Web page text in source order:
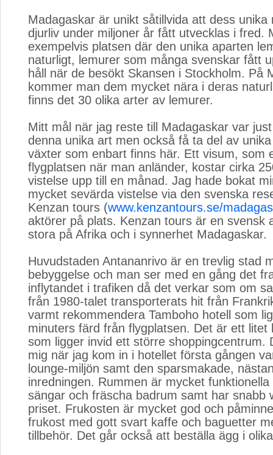
Madagaskar är unikt såtillvida att dess unika
djurliv under miljoner år fått utvecklas i fred.
exempelvis platsen där den unika aparten
naturligt, lemurer som många svenskar fått
håll när de besökt Skansen i Stockholm. På
kommer man dem mycket nära i deras
finns det 30 olika arter av lemurer.
Mitt mål när jag reste till Madagaskar var
denna unika art men också få ta del av
växter som enbart finns här. Ett visum, som
flygplatsen när man anländer, kostar cirka
vistelse upp till en månad. Jag hade bokat
mycket sevärda vistelse via den svenska
Kenzan tours (www.kenzantours.se/
aktörer på plats. Kenzan tours är en svensk
stora på Afrika och i synnerhet Madagaskar.
Huvudstaden Antananrivo är en trevlig stad
bebyggelse och man ser med en gång det
inflytandet i trafiken då det verkar som om
från 1980-talet transporterats hit från
varmt rekommendera Tamboho hotell som
minuters färd från flygplatsen. Det är ett litet
som ligger invid ett större shoppingcentrum.
mig när jag kom in i hotellet första gången
lounge-miljön samt den sparsmakade,
inredningen. Rummen är mycket
sängar och fräscha badrum samt har snabb
priset. Frukosten är mycket god och
frukost med gott svart kaffe och baguetter
tillbehör. Det går också att beställa ägg i